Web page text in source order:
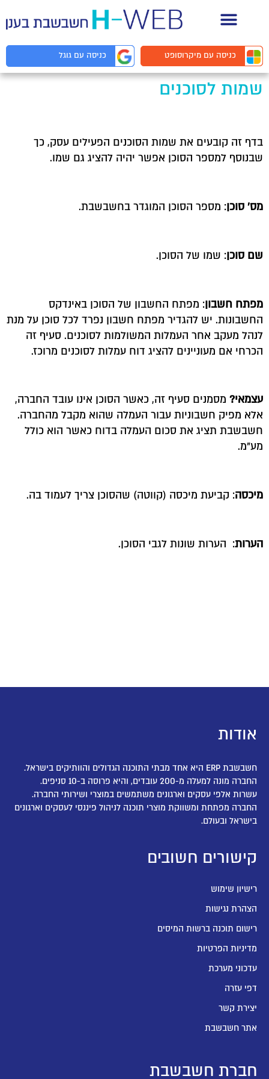
כניסה עםמיקרוסופט כניסה עם גוגל
שמות לסוכנים
בדף זה קובעים את שמות הסוכנים הפעילים עסק, כך
שבנוסף למספר הסוכן אפשר יהיה להציג גם שמו.
מס' סוכן: מספר הסוכן המוגדר בחשבשבת.
שם סוכן: שמו של הסוכן.
מפתח חשבון: מפתח החשבון של הסוכן באינדקס
החשבונות. יש להגדיר מפתח חשבון נפרד לכל סוכן על מנת
לנהל מעקב אחר העמלות המשולמות לסוכנים. סעיף זה
הכרחי אם מעוניינים להציג דוח עמלות לסוכנים מרוכז.
עצמאי? מסמנים סעיף זה, כאשר הסוכן אינו עובד החברה,
אלא מפיק חשבוניות עבור העמלה שהוא מקבל מהחברה.
חשבשבת תציג את סכום העמלה בדוח כאשר הוא כולל
מע"מ.
מיכסה: קביעת מיכסה (קווטה) שהסוכן צריך לעמוד בה.
הערות: הערות שונות לגבי הסוכן.
אודות
חשבשבת ERP היא אחד מבתי התוכנה הגדולים והוותיקים בישראל.
החברה מונה למעלה מ-200 עובדים, והיא פרוסה ב-10 סניפים.
עשרות אלפי עסקים וארגונים משתמשים במוצרי ושירותי החברה.
החברה מפתחת ומשווקת מוצרי תוכנה לניהול פיננסי לעסקים וארגונים
בישראל ובעולם.
קישורים חשובים
רישיון שימוש
הצהרת נגישות
רישום תוכנה ברשות המיסים
מדיניות הפרטיות
עדכוני מערכת
דפי עזרה
יצירת קשר
אתר חשבשבת
חברת חשבשבת